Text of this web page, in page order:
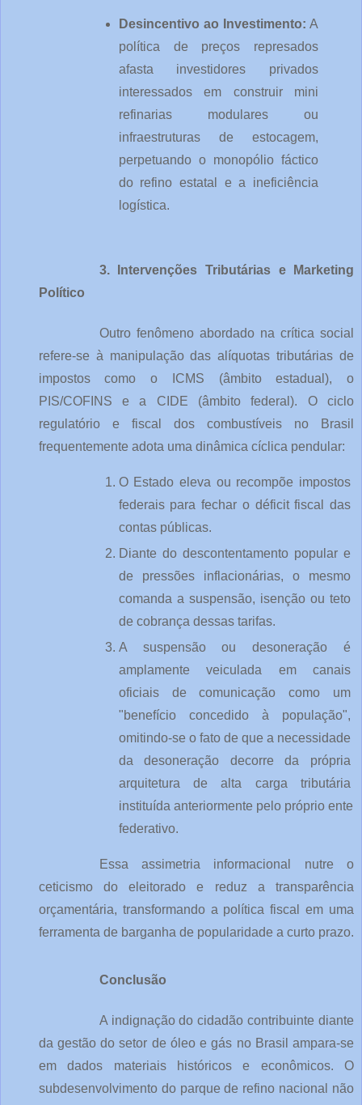
Desincentivo ao Investimento: A
política de preços represados
afasta investidores privados
interessados em construir mini
refinarias modulares ou
infraestruturas de estocagem,
perpetuando o monopólio fáctico
do refino estatal e a ineficiência
logística.
3. Intervenções Tributárias e Marketing
Político
Outro fenômeno abordado na crítica social
refere-se à manipulação das alíquotas tributárias de
impostos como o ICMS (âmbito estadual), o
PIS/COFINS e a CIDE (âmbito federal). O ciclo
regulatório e fiscal dos combustíveis no Brasil
frequentemente adota uma dinâmica cíclica pendular:
O Estado eleva ou recompõe impostos
federais para fechar o déficit fiscal das
contas públicas.
Diante do descontentamento popular e
de pressões inflacionárias, o mesmo
comanda a suspensão, isenção ou teto
de cobrança dessas tarifas.
A suspensão ou desoneração é
amplamente veiculada em canais
oficiais de comunicação como um
"benefício concedido à população",
omitindo-se o fato de que a necessidade
da desoneração decorre da própria
arquitetura de alta carga tributária
instituída anteriormente pelo próprio ente
federativo.
Essa assimetria informacional nutre o
ceticismo do eleitorado e reduz a transparência
orçamentária, transformando a política fiscal em uma
ferramenta de barganha de popularidade a curto prazo.
Conclusão
A indignação do cidadão contribuinte diante
da gestão do setor de óleo e gás no Brasil ampara-se
em dados materiais históricos e econômicos. O
subdesenvolvimento do parque de refino nacional não